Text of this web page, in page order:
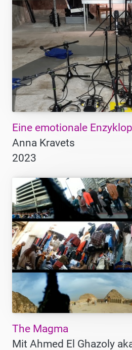
Eine emotionale
Anna Kravets
2023
The Magma
Mit Ahmed El Ghazoly